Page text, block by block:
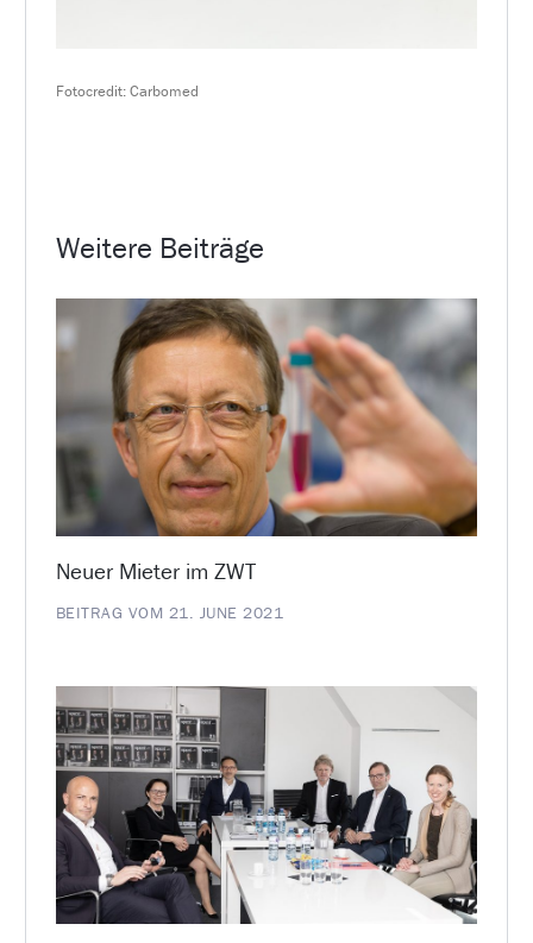
Fotocredit: Carbomed
Weitere Beiträge
Neuer Mieter im ZWT
BEITRAG VOM 21. JUNE 2021